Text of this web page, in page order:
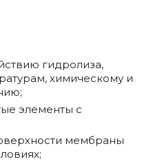
гидролиза,
химическому и
элементы с
мембраны